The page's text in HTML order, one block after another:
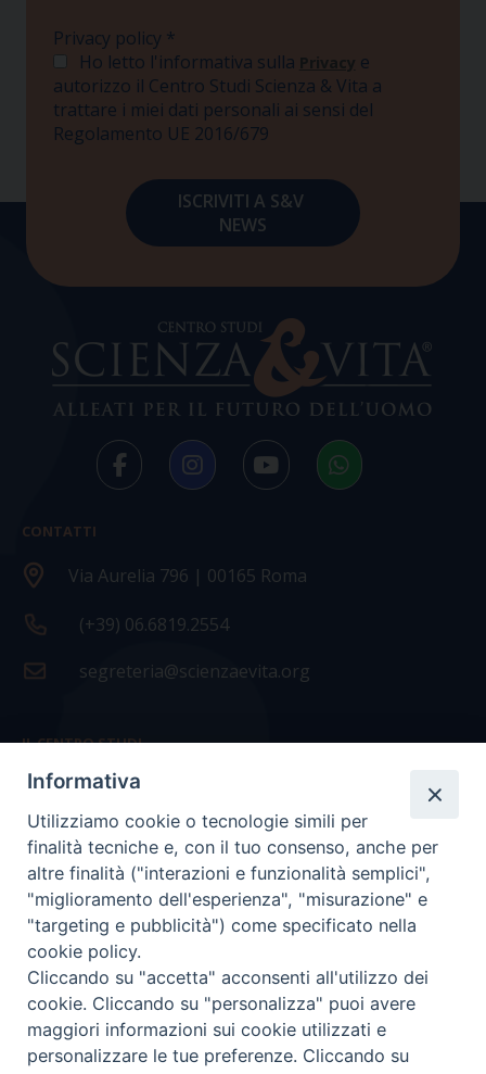
Privacy policy *
Ho letto l'informativa sulla Privacy e
autorizzo il Centro Studi Scienza & Vita a
trattare i miei dati personali ai sensi del
Regolamento UE 2016/679
CONTATTI
Via Aurelia 796 | 00165 Roma
(+39) 06.6819.2554
segreteria@scienzaevita.org
IL CENTRO STUDI
La nostra storia
Statuto
Presidenza e ufficio presidenza
Consiglio scientifico
Coordinamento nazionale
Informativa
Utilizziamo cookie o tecnologie simili per
finalità tecniche e, con il tuo consenso, anche per
altre finalità ("interazioni e funzionalità semplici",
"miglioramento dell'esperienza", "misurazione" e
"targeting e pubblicità") come specificato nella
cookie policy.
Cliccando su "accetta" acconsenti all'utilizzo dei
cookie. Cliccando su "personalizza" puoi avere
maggiori informazioni sui cookie utilizzati e
personalizzare le tue preferenze. Cliccando su